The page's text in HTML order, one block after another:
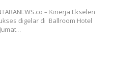
– Kinerja Ekselen
digelar di Ballroom Hotel